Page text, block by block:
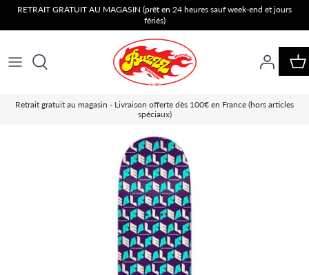
PasserRETRAIT GRATUIT AU MAGASIN (prêt en 24 heures sauf week-end et jours
fériés)
Retrait gratuit au magasin - Livraison offerte dès 100€ en France (hors articles
spéciaux)